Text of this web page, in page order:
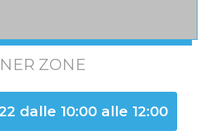
ZONE
dalle 10:00 alle 12:00